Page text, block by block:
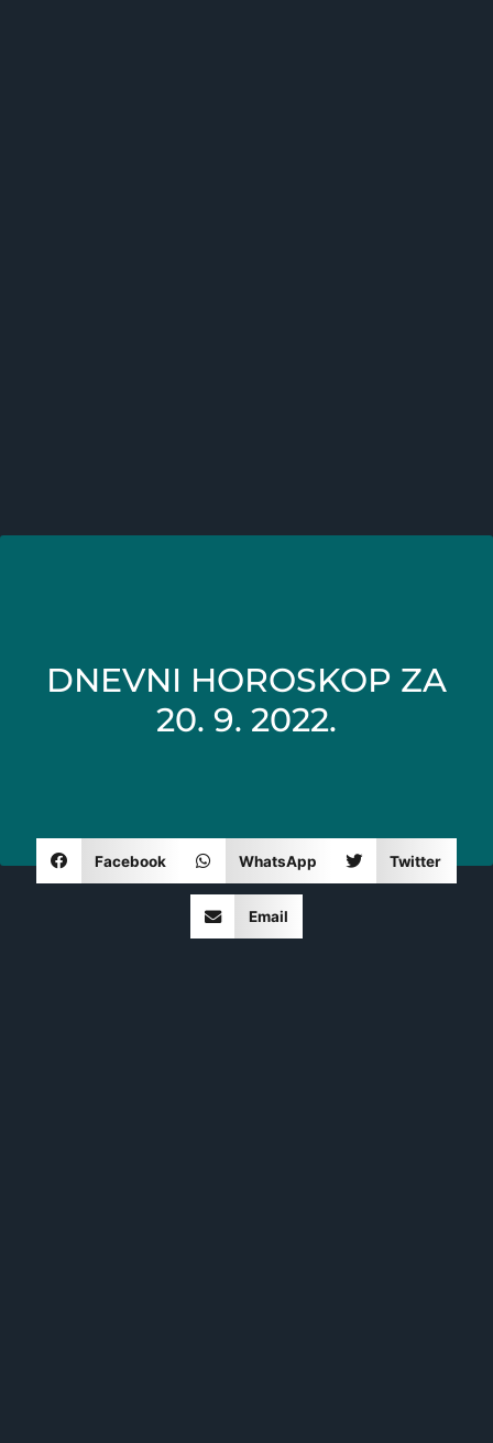
DNEVNI HOROSKOP ZA
20. 9. 2022.
Facebook WhatsApp Twitter
Email